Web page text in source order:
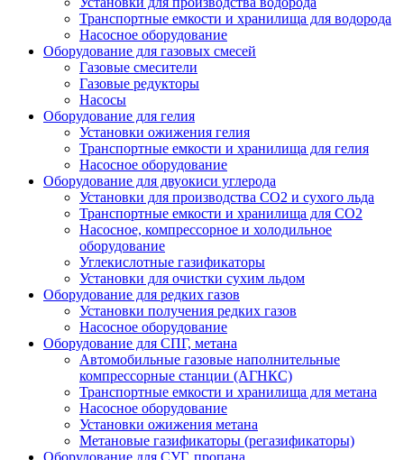
Транспортные емкости и хранилища для водорода
Насосное оборудование
Оборудование для газовых смесей
Газовые смесители
Газовые редукторы
Насосы
Оборудование для гелия
Установки ожижения гелия
Транспортные емкости и хранилища для гелия
Насосное оборудование
Оборудование для двуокиси углерода
Установки для производства СО2 и сухого льда
Транспортные емкости и хранилища для CO2
Насосное, компрессорное и холодильное
оборудование
Углекислотные газификаторы
Установки для очистки сухим льдом
Оборудование для редких газов
Установки получения редких газов
Насосное оборудование
Оборудование для СПГ, метана
Автомобильные газовые наполнительные
компрессорные станции (АГНКС)
Транспортные емкости и хранилища для метана
Насосное оборудование
Установки ожижения метана
Метановые газификаторы (регазификаторы)
Оборудование для СУГ, пропана